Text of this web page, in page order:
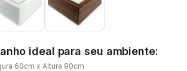
ideal para seu ambiente:
60cm x Altura 90cm